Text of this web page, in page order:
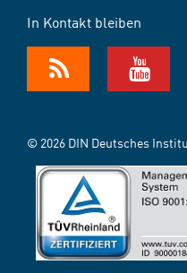
In Kontakt bleiben
© 2026 DIN Deutsches